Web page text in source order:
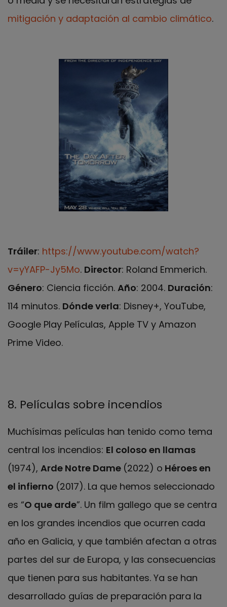
mitigación y adaptación al cambio climático.
Tráiler: https://www.youtube.com/watch?
v=yYAFP-Jy5Mo. Director: Roland Emmerich.
Género: Ciencia ficción. Año: 2004. Duración:
114 minutos. Dónde verla: Disney+, YouTube,
Google Play Películas, Apple TV y Amazon
Prime Video.
8. Películas sobre incendios
Muchísimas películas han tenido como tema
central los incendios: El coloso en llamas
(1974), Arde Notre Dame (2022) o Héroes en
el infierno (2017). La que hemos seleccionado
es “O que arde”. Un film gallego que se centra
en los grandes incendios que ocurren cada
año en Galicia, y que también afectan a otras
partes del sur de Europa, y las consecuencias
que tienen para sus habitantes. Ya se han
desarrollado guías de preparación para la